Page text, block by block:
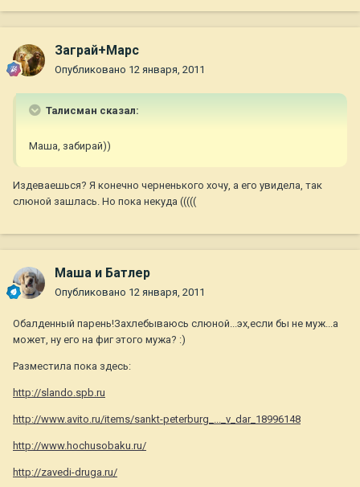
Заграй+Марс
Опубликовано 12 января, 2011
Талисман сказал:
Маша, забирай))
Издеваешься? Я конечно черненького хочу, а его увидела, так
слюной зашлась. Но пока некуда (((((
Маша и Батлер
Опубликовано 12 января, 2011
Обалденный парень!Захлебываюсь слюной...эх,если бы не муж...а
может, ну его на фиг этого мужа? :)
Разместила пока здесь:
http://slando.spb.ru
http://www.avito.ru/items/sankt-peterburg_..._v_dar_18996148
http://www.hochusobaku.ru/
http://zavedi-druga.ru/